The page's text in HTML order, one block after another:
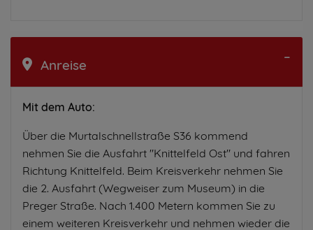
Anreise
Mit dem Auto:
Über die Murtalschnellstraße S36 kommend
nehmen Sie die Ausfahrt "Knittelfeld Ost" und fahren
Richtung Knittelfeld. Beim Kreisverkehr nehmen Sie
die 2. Ausfahrt (Wegweiser zum Museum) in die
Preger Straße. Nach 1.400 Metern kommen Sie zu
einem weiteren Kreisverkehr und nehmen wieder die